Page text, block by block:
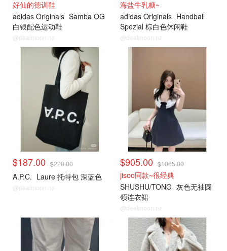
好仙的德训鞋
adidas Originals Samba OG
白银配色运动鞋
@dealmoon.nz
海盐牛乳糖~
adidas Originals Handball
Spezial 棕白色休闲鞋
@dealmoon.nz
$187.00 $220.00
A.P.C. Laure 托特包 深蓝色
@dealmoon.nz
$905.00 $1065.00
jisoo同款~很经典
SHUSHU/TONG 灰色无袖圆
领连衣裙
@dealmoon.nz
小编推荐 小编推荐